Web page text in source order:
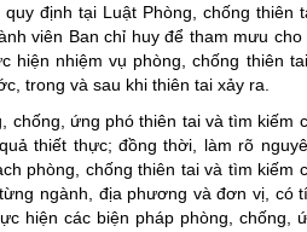
An toàn thông tin
Thông tin biên giới
Người Việt Nam ưu tiên dùng
Điểm báo
Phóng sự ảnh
định tại Luật Phòng, chống thiên
viên Ban chỉ huy để tham mưu cho
hiện nhiệm vụ phòng, chống thiên
trong và sau khi thiên tai xảy ra.
chống, ứng phó thiên tai và tìm kiếm
thiết thực; đồng thời, làm rõ
phòng, chống thiên tai và tìm kiếm
ngành, địa phương và đơn vị, có
hiện các biện pháp phòng, chống,